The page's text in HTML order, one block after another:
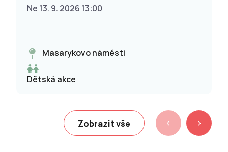
Ne 13. 9. 2026 13:00
Masarykovo náměstí
Dětská akce
Zobrazit vše